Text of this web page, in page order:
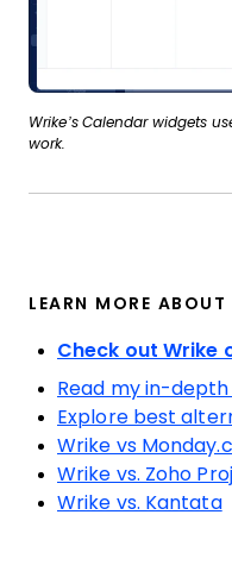
Wrike’s Calendar widgets
work.
LEARN MORE ABOUT
Check out Wrike
Read my in-
Explore best
Wrike vs
Wrike vs. Zoho
Wrike vs. Kantata